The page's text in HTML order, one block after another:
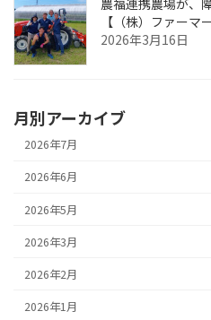
【（株）ファー
2026年3月16日
月別アーカイブ
2026年7月
2026年6月
2026年5月
2026年3月
2026年2月
2026年1月